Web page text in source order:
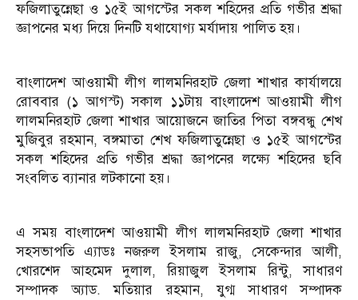
ফজিলাতুন্নেছা ও ১৫ই আগস্টের সকল শহিদের প্রতি গভীর শ্রদ্ধা
জ্ঞাপনের মধ্য দিয়ে দিনটি যথাযোগ্য মর্যাদায় পালিত হয়।
বাংলাদেশ আওয়ামী লীগ লালমনিরহাট জেলা শাখার কার্যালয়ে
রোববার (১ আগস্ট) সকাল ১১টায় বাংলাদেশ আওয়ামী লীগ
লালমনিরহাট জেলা শাখার আয়োজনে জাতির পিতা বঙ্গবন্ধু শেখ
মুজিবুর রহমান, বঙ্গমাতা শেখ ফজিলাতুন্নেছা ও ১৫ই আগস্টের
সকল শহিদের প্রতি গভীর শ্রদ্ধা জ্ঞাপনের লক্ষ্যে শহিদের ছবি
সংবলিত ব্যানার লটকানো হয়।
এ সময় বাংলাদেশ আওয়ামী লীগ লালমনিরহাট জেলা শাখার
সহসভাপতি এ্যাডঃ নজরুল ইসলাম রাজু, সেকেন্দার আলী,
খোরশেদ আহমেদ দুলাল, রিয়াজুল ইসলাম রিন্টু, সাধারণ
সম্পাদক অ্যাড. মতিয়ার রহমান, যুগ্ম সাধারণ সম্পাদক